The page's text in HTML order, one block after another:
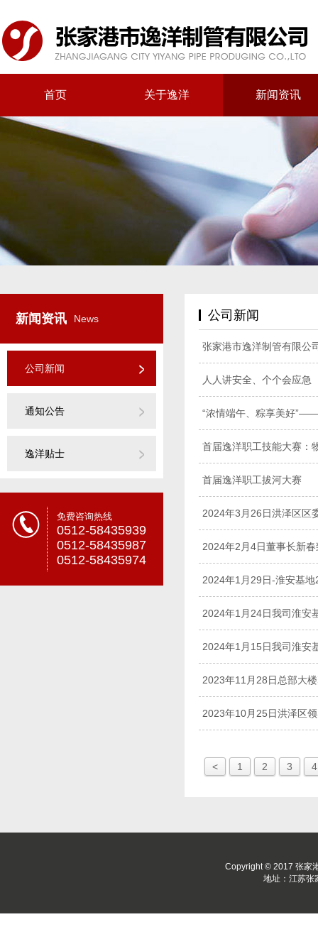
首页 关于逸洋 新闻资讯
新闻资讯 News
公司新闻
通知公告
逸洋贴士
免费咨询热线
0512-58435939
0512-58435987
0512-58435974
公司新闻
张家港市逸洋制管有限
人人讲安全、个个会应急
“浓情端午、粽享美好
首届逸洋职工技能大赛
首届逸洋职工拔河大赛
2024年3月26日洪泽区区
2024年2月4日董事长新春
2024年1月29日-淮安基
2024年1月24日我司淮安
2024年1月15日我司淮安
2023年11月28日总部大
2023年10月25日洪泽区
< 1 2 3 4
Copyright © 2017 张家
地址：江苏张